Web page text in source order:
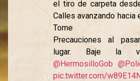
el tiro de carpeta
Calles avanzando hacia
Tome
Precauciones al
lugar. Baje la
@HermosilloGob
pic.twitter.com/